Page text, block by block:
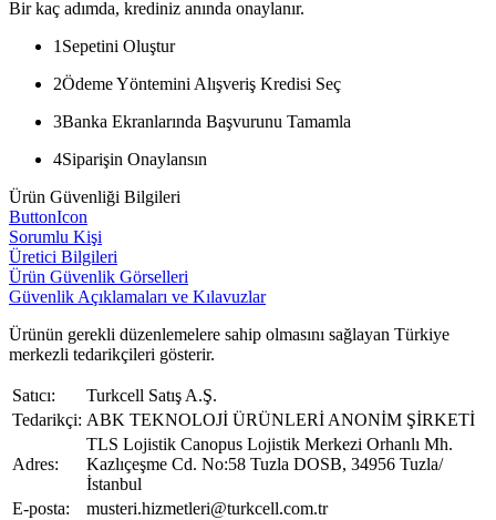
Bir kaç adımda, krediniz anında onaylanır.
1 Sepetini Oluştur
2Ödeme Yöntemini Alışveriş Kredisi Seç
3Banka Ekranlarında Başvurunu Tamamla
4Siparişin Onaylansın
Ürün Güvenliği Bilgileri
ButtonIcon
Sorumlu Kişi
Üretici Bilgileri
Ürün Güvenlik Görselleri
Güvenlik Açıklamaları ve Kılavuzlar
Ürünün gerekli düzenlemelere sahip olmasını sağlayan Türkiye
merkezli tedarikçileri gösterir.
Satıcı:
Turkcell Satış A.Ş.
Tedarikçi: ABK TEKNOLOJİ ÜRÜNLERİ ANONİM ŞİRKETİ
Adres:
TLS Lojistik Canopus Lojistik Merkezi Orhanlı Mh.
Kazlıçeşme Cd. No:58 Tuzla DOSB, 34956 Tuzla/
İstanbul
E-posta:
musteri.hizmetleri@turkcell.com.tr